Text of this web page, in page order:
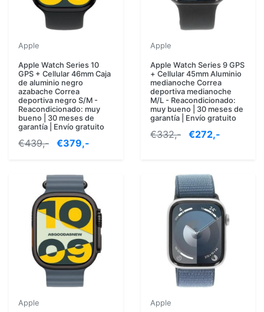
Apple
Apple Watch Series 10
GPS + Cellular 46mm Caja
de aluminio negro
azabache Correa
deportiva negro S/M -
Reacondicionado: muy
bueno | 30 meses de
garantía | Envío gratuito
€439,- €379,-
Apple
Apple Watch Series 9 GPS
+ Cellular 45mm Aluminio
medianoche Correa
deportiva medianoche
M/L - Reacondicionado:
muy bueno | 30 meses de
garantía | Envío gratuito
€332,- €272,-
Apple Apple